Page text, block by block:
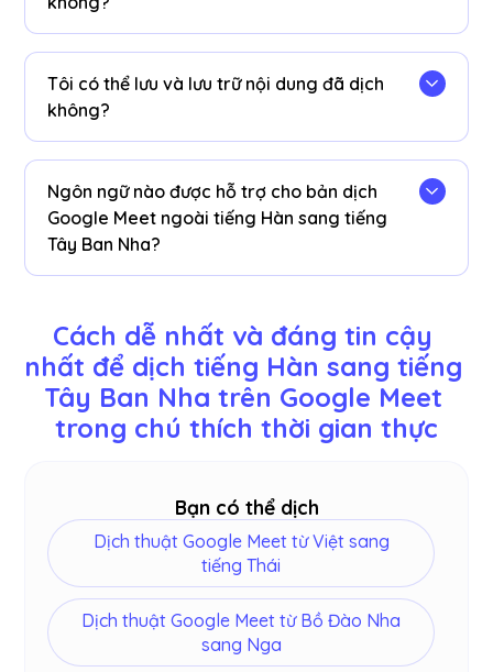
sẵn dưới dạng chú thích. Liên hệ với chúng tôi
nếu bạn cần tùy chọn dịch âm thanh.
Tôi có thể lưu và lưu trữ nội dung đã dịch
không?
Google Meet JotMe
bảng điều khiển
. Bạn cũng
có thể xem và sao chép bảng điểm và bảng
điểm đã dịch để dán vào công cụ tài liệu yêu
thích của bạn trên bảng điều khiển của chúng tôi
Ngôn ngữ nào được hỗ trợ cho bản dịch
Google Meet ngoài tiếng Hàn sang tiếng
Tây Ban Nha?
Hàn Quốc, Tây Ban Nha, Bồ Đào Nha, Pháp, Đức,
Thụy Điển, Phần Lan, Ả Rập, Hindi, Urdu, Thổ Nhĩ
Kỳ, Na Uy, Ý, Miến Điện, Nga, Philippines, Swahili,
Hungary vàhơn.
Cách dễ nhất và đáng tin cậy
nhất để dịch tiếng Hàn sang tiếng
Tây Ban Nha trên Google Meet
trong chú thích thời gian thực
Bạn có thể dịch
Dịch thuật Google Meet từ Việt sang
tiếng Thái
Dịch thuật Google Meet từ Bồ Đào Nha
sang Nga